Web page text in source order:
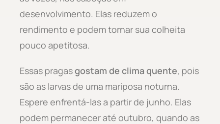
desenvolvimento. Elas reduzem o
rendimento e podem tornar sua colheita
pouco apetitosa.
Essas pragasgostam de clima quente, pois
são as larvas de uma mariposa noturna.
Espere enfrentá-las a partir de junho. Elas
podem permanecer até outubro, quando as